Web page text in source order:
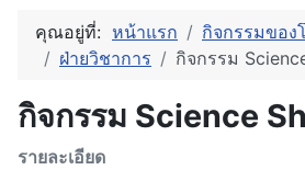
คุณอยู่ที่: หน้าแรก
กิจกรรมของ
ฝ่ายวิชาการ
กิจกรรม
กิจกรรม Science
รายละเอียด